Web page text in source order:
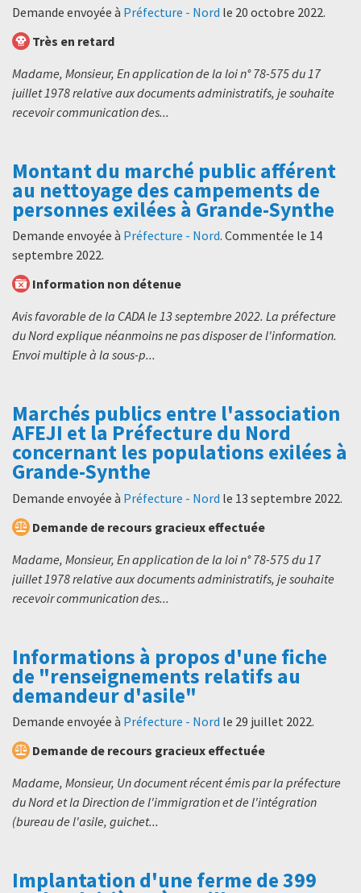
Demande envoyée à Préfecture - Nord le 20 octobre 2022.
Très en retard
Madame, Monsieur, En application de la loi n° 78-575 du 17
juillet 1978 relative aux documents administratifs, je souhaite
recevoir communication des...
Montant du marché public afférent
au nettoyage des campements de
personnes exilées à Grande-Synthe
Demande envoyée à Préfecture - Nord. Commentée le 14
septembre 2022.
Information non détenue
Avis favorable de la CADA le 13 septembre 2022. La préfecture
du Nord explique néanmoins ne pas disposer de l'information.
Envoi multiple à la sous-p...
Marchés publics entre l'association
AFEJI et la Préfecture du Nord
concernant les populations exilées à
Grande-Synthe
Demande envoyée à Préfecture - Nord le 13 septembre 2022.
Demande de recours gracieux effectuée
Madame, Monsieur, En application de la loi n° 78-575 du 17
juillet 1978 relative aux documents administratifs, je souhaite
recevoir communication des...
Informations à propos d'une fiche
de "renseignements relatifs au
demandeur d'asile"
Demande envoyée à Préfecture - Nord le 29 juillet 2022.
Demande de recours gracieux effectuée
Madame, Monsieur, Un document récent émis par la préfecture
du Nord et la Direction de l'immigration et de l'intégration
(bureau de l'asile, guichet...
Implantation d'une ferme de 399